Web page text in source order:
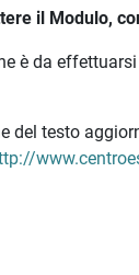
il Modulo,
è da
del testo